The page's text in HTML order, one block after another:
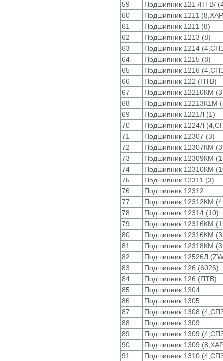
59
Подшипник 121 /ПТВ/
60
Подшипник 1211
61
Подшипник 1211 (8)
62
Подшипник 1213 (8)
63
Подшипник 1214
64
Подшипник 1215 (8)
65
Подшипник 1216
66
Подшипник 122 (ПТВ)
67
Подшипник 12210КМ
68
Подшипник 12213К1М
69
Подшипник 1221Л (1)
70
Подшипник 1224Л
71
Подшипник 12307 (3)
72
Подшипник 12307КМ
73
Подшипник 12309КМ
74
Подшипник 12310КМ
75
Подшипник 12311 (3)
76
Подшипник 12312
77
Подшипник 12312КМ
78
Подшипник 12314 (10)
79
Подшипник 12316КМ
80
Подшипник 12316КМ
81
Подшипник 12318КМ
82
Подшипник 12526Л
83
Подшипник 126 (6026)
84
Подшипник 126 (ПТВ)
85
Подшипник 1304
86
Подшипник 1305
87
Подшипник 1308
88
Подшипник 1309
89
Подшипник 1309
90
Подшипник 1309
91
Подшипник 1310